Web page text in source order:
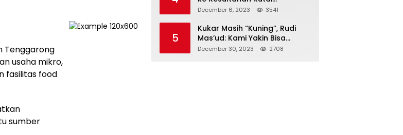
Tenggarong
usaha mikro,
fasilitas food
sumber
Kartanegara
December 6, 2023 3541
5
Kukar Masih “Kuning”, Rudi
Mas’ud: Kami Yakin Bisa
Menang di Pemilu 2024
December 30, 2023 2708